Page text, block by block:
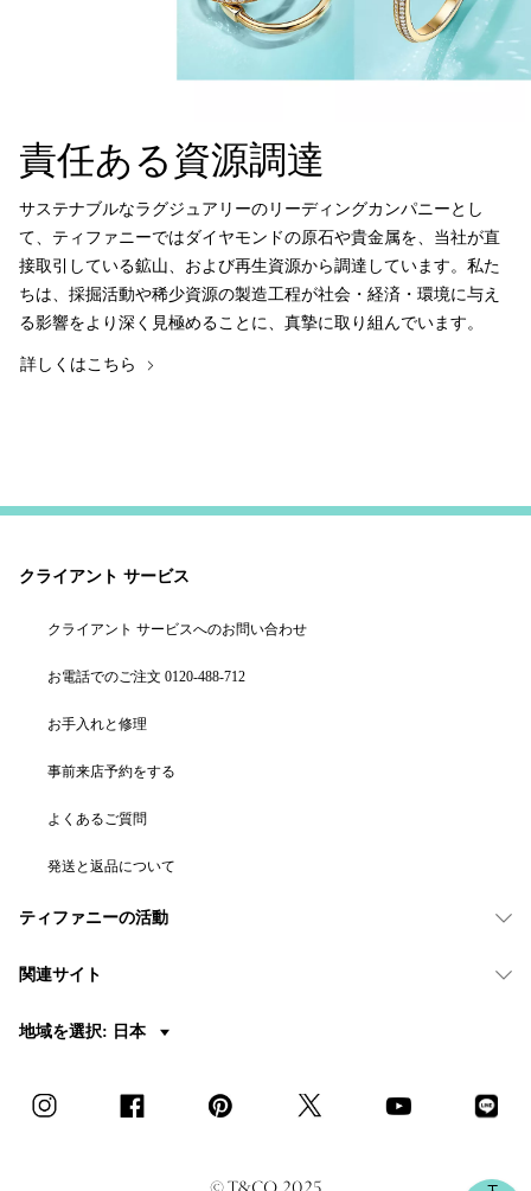
責任ある資源調達
サステナブルなラグジュアリーのリーディングカンパニーとし
て、ティファニーではダイヤモンドの原石や貴金属を、当社が直
接取引している鉱山、および再生資源から調達しています。私た
ちは、採掘活動や稀少資源の製造工程が社会・経済・環境に与え
る影響をより深く見極めることに、真摯に取り組んでいます。
詳しくはこちら
クライアント サービス
クライアント サービスへのお問い合わせ
お電話でのご注文 0120-488-712
お手入れと修理
事前来店予約をする
よくあるご質問
発送と返品について
ティファニーの活動
関連サイト
地域を選択: 日本